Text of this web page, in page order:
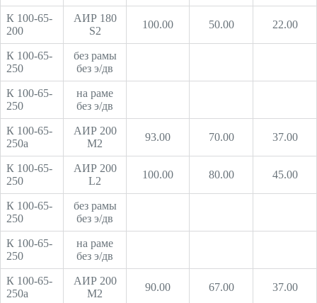
К 100-65-
200
АИР 180
S2
100.00 50.00 22.00
К 100-65-
250
без рамы
без э/дв
К 100-65-
250
на раме
без э/дв
К 100-65-
250а
АИР 200
М2
93.00 70.00 37.00
К 100-65-
250
АИР 200
L2
100.00 80.00 45.00
К 100-65-
250
без рамы
без э/дв
К 100-65-
250
на раме
без э/дв
К 100-65-
250а
АИР 200
М2
90.00 67.00 37.00